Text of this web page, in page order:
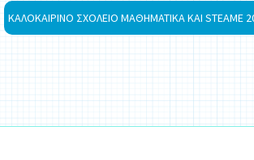
ΚΑΛΟΚΑΙΡΙΝΟ ΣΧΟΛΕΙΟ ΜΑΘΗΜΑΤΙΚΑ ΚΑΙ STEAME